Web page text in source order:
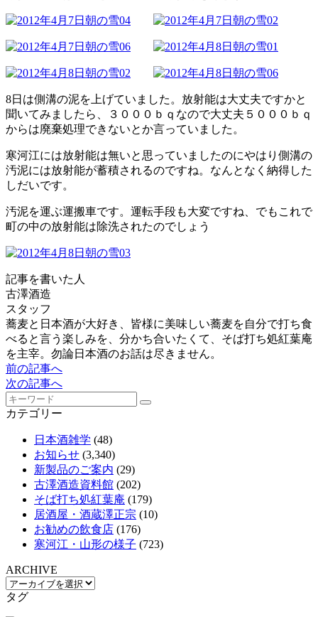
8日は側溝の泥を上げていました。放射能は大丈夫ですかと
聞いてみましたら、３０００ｂｑなので大丈夫５０００ｂｑ
からは廃棄処理できないとか言っていました。
寒河江には放射能は無いと思っていましたのにやはり側溝の
汚泥には放射能が蓄積されるのですね。なんとなく納得した
しだいです。
汚泥を運ぶ運搬車です。運転手段も大変ですね、でもこれで
町の中の放射能は除洗されたのでしょう
記事を書いた人
古澤酒造
スタッフ
蕎麦と日本酒が大好き、皆様に美味しい蕎麦を自分で打ち食
べると言う楽しみを、分かち合いたくて、そば打ち処紅葉庵
を主宰。勿論日本酒のお話は尽きません。
前の記事へ
次の記事へ
カテゴリー
日本酒雑学 (48)
お知らせ (3,340)
新製品のご案内 (29)
古澤酒造資料館 (202)
そば打ち処紅葉庵 (179)
居酒屋・酒蔵澤正宗 (10)
お勧めの飲食店 (176)
寒河江・山形の様子 (723)
ARCHIVE
タグ